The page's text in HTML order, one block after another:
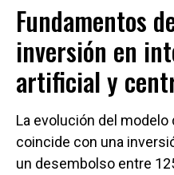
Fundamentos
inversión en
artificial y
La evolución del modelo
coincide con una
un desembolso entre